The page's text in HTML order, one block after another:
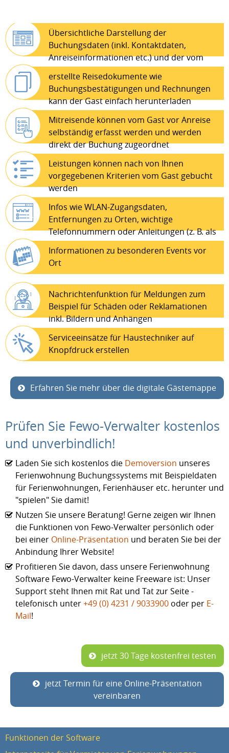
Übersichtliche Darstellung der
Buchungsdaten (inkl. Kontaktdaten,
Anreiseinformationen etc.) und der vom
Gast getätigten Zahlungen
erstellte Reisedokumente wie
Buchungsbestätigungen und Rechnungen
kann der Gast einfach herunterladen
Mitreisende können vom Gast vor Anreise
selbständig erfasst werden und werden
direkt der Buchung zugeordnet
Leistungen können nach von Ihnen
vorgegebenen Kriterien vom Gast gebucht
werden
Infos wie WLAN-Zugangsdaten,
Entfernungen zu Orten, wichtige
Telefonnummern oder Anleitungen (z. B. als
PDF oder Bild) etc.
Informationen zu besonderen Events vor
Ort
Nachrichtenfunktion für Meldungen zum
Beispiel für Schäden oder Reklamationen
inkl. Bildern und Anhängen
Serviceeinsätze für Haustechniker auf
Knopfdruck erstellen
Erfahren Sie mehr über die digitale Gästemappe
Prüfen Sie Fewo-Verwalter kostenlos
und unverbindlich!
Laden Sie sich kostenlos die Demoversion unseres
Ferienwohnung Buchungssystems mit Beispieldaten
für Ferienwohnungen, Ferienhäuser etc. herunter und
"spielen" Sie damit!
Nutzen Sie unsere Beratung! Gerne zeigen wir Ihnen
die Funktionen von Fewo-Verwalter persönlich oder
bei einer Online-Präsentation und beraten Sie bei der
Anbindung Ihrer Website!
Profitieren Sie davon, dass unsere Ferienwohnung
Software Fewo-Verwalter keine Freeware ist: Unser
Support steht Ihnen mit Rat und Tat zur Seite -
telefonisch unter+49 (0) 4231 / 9033900 oder per E-
Mail!
jetzt 30 Tage kostenfrei testen
jetzt Termin für eine Online-Präsentation
vereinbaren
Funktionen der Software